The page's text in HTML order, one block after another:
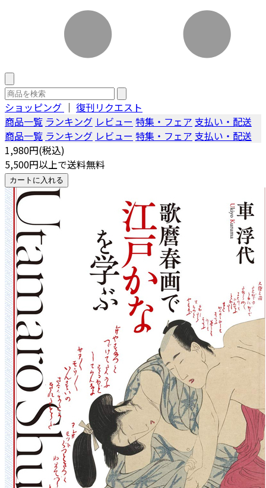
ショッピング ｜ 復刊リクエスト
商品一覧 ランキング レビュー 特集・フェア 支払い・配送
商品一覧 ランキング レビュー 特集・フェア 支払い・配送
1,980円(税込)
5,500円以上で送料無料
カートに入れる